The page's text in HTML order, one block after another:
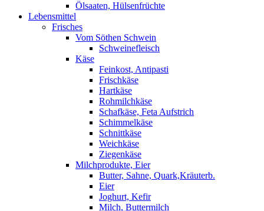
Ölsaaten, Hülsenfrüchte
Lebensmittel
Frisches
Vom Söthen Schwein
Schweinefleisch
Käse
Feinkost, Antipasti
Frischkäse
Hartkäse
Rohmilchkäse
Schafkäse, Feta Aufstrich
Schimmelkäse
Schnittkäse
Weichkäse
Ziegenkäse
Milchprodukte, Eier
Butter, Sahne, Quark,Kräuterb.
Eier
Joghurt, Kefir
Milch, Buttermilch